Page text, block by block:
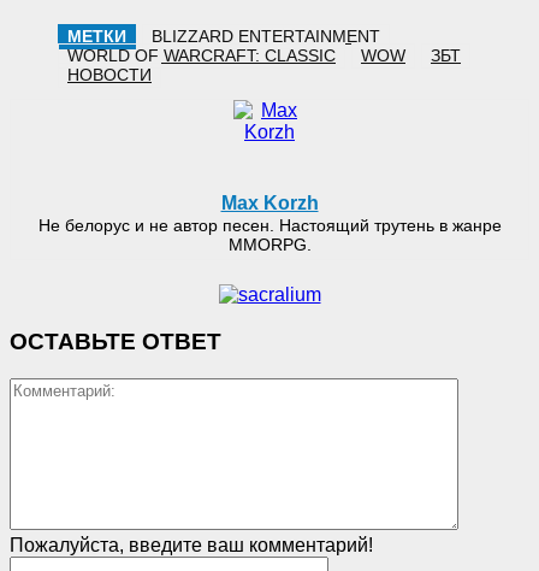
МЕТКИ
BLIZZARD ENTERTAINMENT
WORLD OF WARCRAFT: CLASSIC
WOW
ЗБТ
НОВОСТИ
Max Korzh
Не белорус и не автор песен. Настоящий трутень в жанре
MMORPG.
ОСТАВЬТЕ ОТВЕТ
Пожалуйста, введите ваш комментарий!